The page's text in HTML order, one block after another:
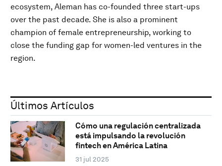
ecosystem, Aleman has co-founded three start-ups
over the past decade. She is also a prominent
champion of female entrepreneurship, working to
close the funding gap for women-led ventures in the
region.
Últimos Artículos
Cómo una regulación centralizada
está impulsando la revolución
fintech en América Latina
31 jul 2025